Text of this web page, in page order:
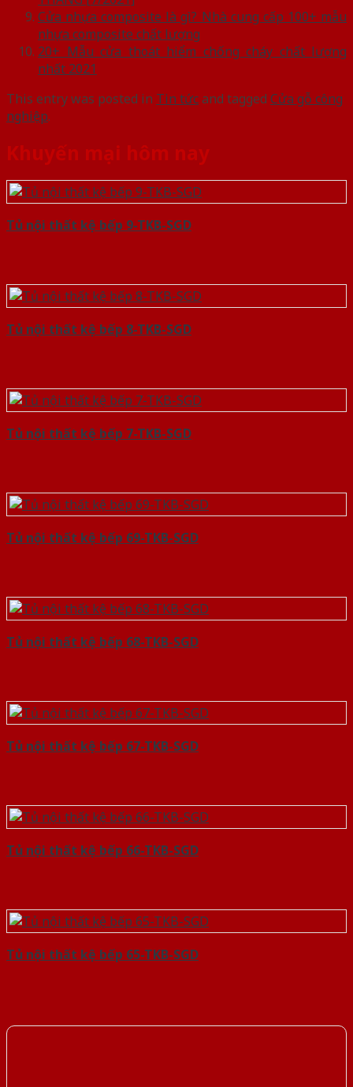
Cửa nhựa composite là gì? Nhà cung cấp 100+ mẫu
nhựa composite chất lượng
20+ Mẫu cửa thoát hiểm chống cháy chất lượng
nhất 2021
This entry was posted in Tin tứcand tagged Cửa gỗ công
nghiệp.
Khuyến mại hôm nay
Tủ nội thất kệ bếp 9-TKB-SGD
Tủ nội thất kệ bếp 8-TKB-SGD
Tủ nội thất kệ bếp 7-TKB-SGD
Tủ nội thất kệ bếp 69-TKB-SGD
Tủ nội thất kệ bếp 68-TKB-SGD
Tủ nội thất kệ bếp 67-TKB-SGD
Tủ nội thất kệ bếp 66-TKB-SGD
Tủ nội thất kệ bếp 65-TKB-SGD